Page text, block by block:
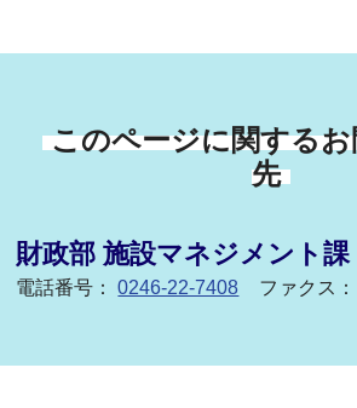
このページに関する
先
財政部 施設マネジメント課
電話番号：0246-22-7408 ファクス